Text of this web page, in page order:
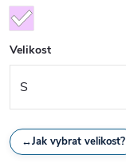
Velikost
↔Jak vybrat velikost?